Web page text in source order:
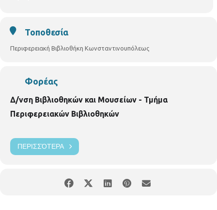
Τοποθεσία
Περιφερειακή Βιβλιοθήκη Κωνσταντινουπόλεως
Φορέας
Δ/νση Βιβλιοθηκών και Μουσείων - Τμήμα
Περιφερειακών Βιβλιοθηκών
ΠΕΡΙΣΣΌΤΕΡΑ